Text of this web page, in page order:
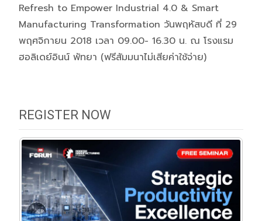
Refresh to Empower Industrial 4.0 & Smart
Manufacturing Transformation วันพฤหัสบดี ที่ 29
พฤศจิกายน 2018 เวลา 09.00- 16.30 น. ณ โรงแรม
ฮอลิเดย์อินน์ พัทยา (ฟรีสัมมนาไม่เสียค่าใช้จ่าย)
REGISTER NOW